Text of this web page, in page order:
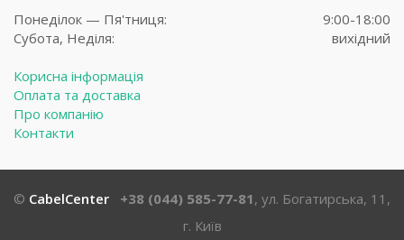
Понеділок — Пя'тниця:
9:00-18:00
Субота, Неділя: вихідний
Корисна інформація
Оплата та доставка
Про компанію
Контакти
© CabelCenter +38 (044) 585-77-81 , ул. Богатирська, 11,
г. Київ